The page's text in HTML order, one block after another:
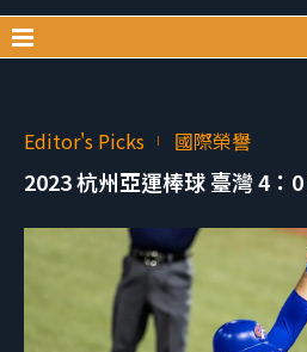
Editor's Picks 國際榮譽
2023 杭州亞運棒球 臺灣 4：